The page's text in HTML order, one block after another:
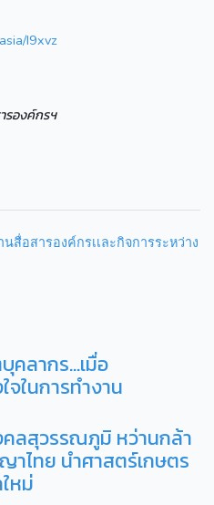
I9xvz
รองค์กรฯ
นสื่อสารองค์กรเเละกิจการระหว่าง
ลากร...เมื่อ
ในการทำงาน
คลสุวรรณภูมิ หว่านกล้า
ไทย นำศาสตร์เกษตร
หม่